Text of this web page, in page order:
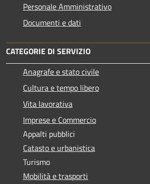
Personale Amministrativo
Documenti e dati
CATEGORIE DI SERVIZIO
Anagrafe e stato civile
Cultura e tempo libero
Vita lavorativa
Imprese e Commercio
Appalti pubblici
Catasto e urbanistica
Turismo
Mobilità e trasporti